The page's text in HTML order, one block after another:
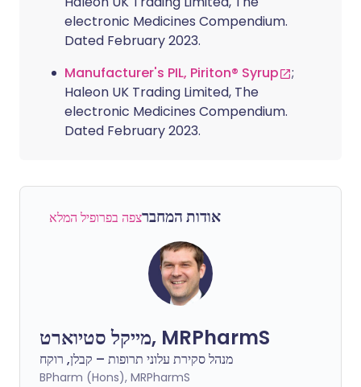
electronic Medicines Compendium.
Dated February 2023.
Manufacturer's PIL, Piriton® Syrup
;
Haleon UK Trading Limited, The
electronic Medicines Compendium.
Dated February 2023.
אודות המחברצפה בפרופיל המלא
מייקל סטיוארט, MRPharmS
מנהל סקירת עלוני תרופות – קבלן, רוקח
BPharm (Hons), MRPharmS